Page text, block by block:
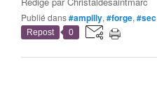
Publié dans#ampilly, #forge, #sec
Repost 0